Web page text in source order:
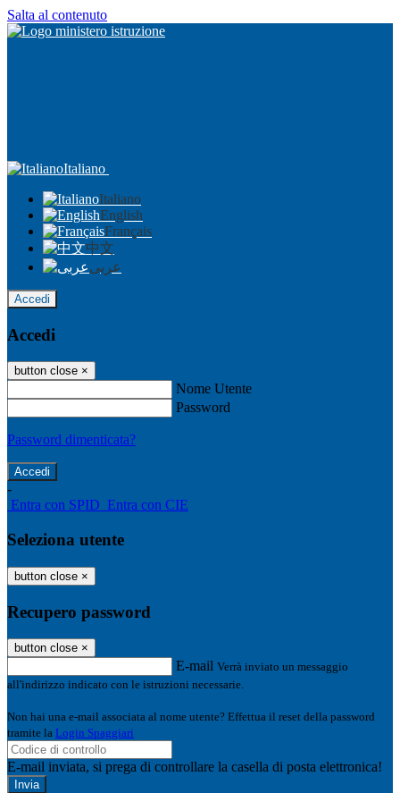
Salta al contenuto
Italiano
Italiano
English
Français
中文
عربى
Accedi
Accedi
button close ×
Nome Utente
Password
Password dimenticata?
-
Entra con SPID Entra con CIE
Seleziona utente
button close ×
Recupero password
button close ×
E-mail Verrà inviato un messaggio
all'indirizzo indicato con le istruzioni necessarie.
Non hai una e-mail associata al nome utente? Effettua il reset della password
tramite la Login Spaggiari
E-mail inviata, si prega di controllare la casella di posta elettronica!